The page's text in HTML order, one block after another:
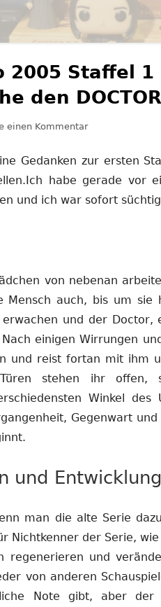
2005 Staffel 1
den DOCTOR
einen Kommentarzu Kritik: Doctor
Gedanken zur ersten
habe gerade vor
und ich war sofort
von nebenan
auch, bis um sie
und der Doctor,
einigen Wirrungen
und reist fortan mit ihm
stehen ihr offen,
Winkel des
Gegenwart
und
man die alte Serie
Nichtkenner der Serie,
regenerieren und
von anderen
Note gibt, aber der